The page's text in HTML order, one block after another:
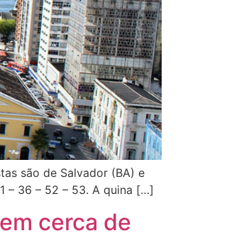
são de Salvador (BA) e
– 36 – 52 – 53. A quina […]
cerca de